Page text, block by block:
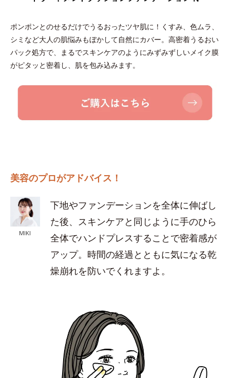
ポンポンとのせるだけでうるおったツヤ肌に！くすみ、色ムラ、
シミなど大人の肌悩みもぼかして自然にカバー。高密着うるおい
パック処方で、まるでスキンケアのようにみずみずしいメイク膜
がピタッと密着し、肌を包み込みます。
美容のプロがアドバイス！
MIKI
下地やファンデーションを全体に伸ばし
た後、スキンケアと同じように手のひら
全体でハンドプレスすることで密着感が
アップ。時間の経過とともに気になる乾
燥崩れを防いでくれますよ。